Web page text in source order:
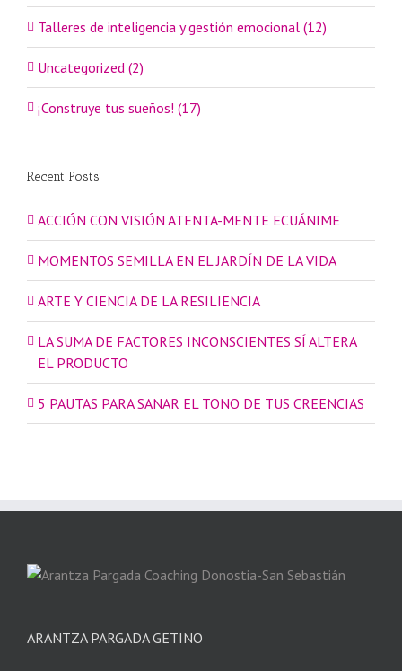
Talleres de inteligencia y gestión emocional (12)
Uncategorized (2)
¡Construye tus sueños! (17)
Recent Posts
ACCIÓN CON VISIÓN ATENTA-MENTE ECUÁNIME
MOMENTOS SEMILLA EN EL JARDÍN DE LA VIDA
ARTE Y CIENCIA DE LA RESILIENCIA
LA SUMA DE FACTORES INCONSCIENTES SÍ ALTERA
EL PRODUCTO
5 PAUTAS PARA SANAR EL TONO DE TUS CREENCIAS
ARANTZA PARGADA GETINO